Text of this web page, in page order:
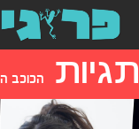
תגיות הכוכב